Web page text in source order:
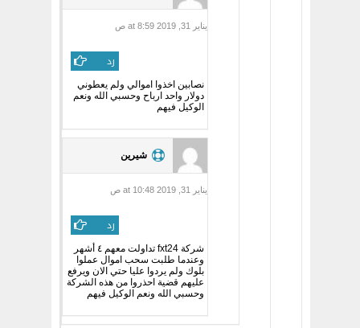
يناير 31, 2019 at 8:59 ص
رد
نصابين اخذوا اموالي ولم يعطوني
دولار واحد ارباح وحسبي الله ونعم
الوكيل فيهم
شيرين
يناير 31, 2019 at 10:48 ص
رد
شركة fxt24 تداولت معهم ٤ أشهر
وعندما طلبت سحب اموال عملوا
بلوك ولم يردوا عليا حتي الان ويرفع
عليهم قضية احذروا من هذه الشركة
وحسبي الله ونعم الوكيل فيهم